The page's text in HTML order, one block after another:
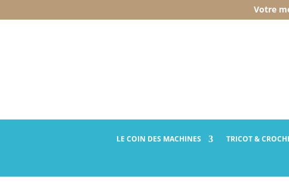
Votre
LE COIN DES MACHINES TRICOT&